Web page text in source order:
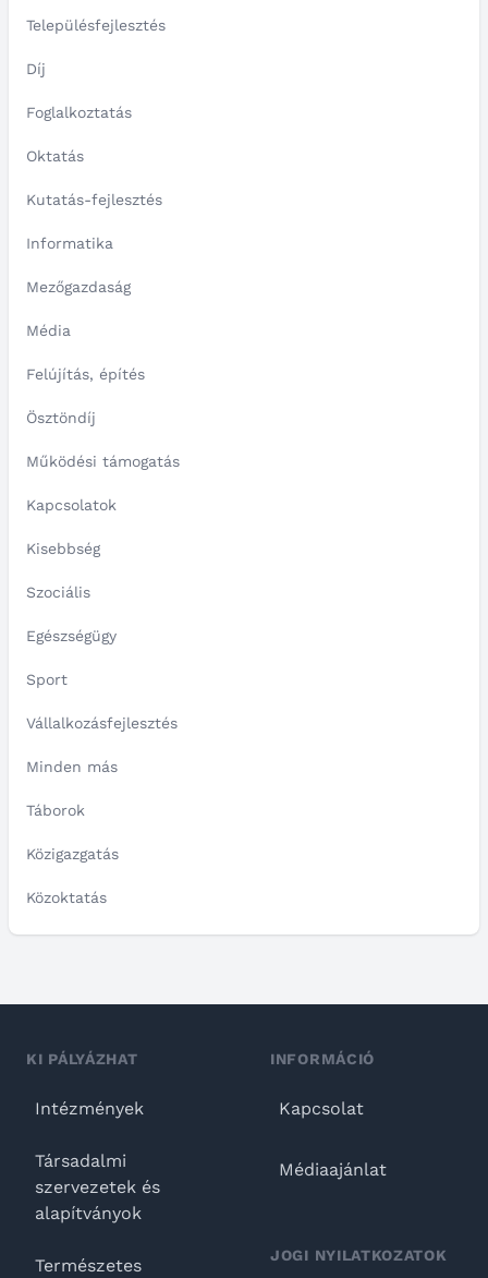
Településfejlesztés
Díj
Foglalkoztatás
Oktatás
Kutatás-fejlesztés
Informatika
Mezőgazdaság
Média
Felújítás, építés
Ösztöndíj
Működési támogatás
Kapcsolatok
Kisebbség
Szociális
Egészségügy
Sport
Vállalkozásfejlesztés
Minden más
Táborok
Közigazgatás
Közoktatás
KI PÁLYÁZHAT
Intézmények
Társadalmi
szervezetek és
alapítványok
Természetes
INFORMÁCIÓ
Kapcsolat
Médiaajánlat
JOGI NYILATKOZATOK